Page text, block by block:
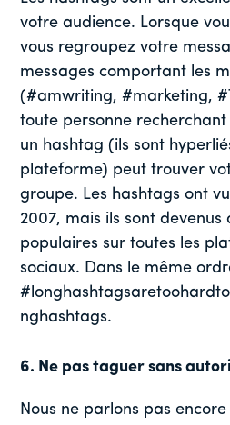
votre audience. Lorsque
vous regroupez votre
messages comportant les
(#amwriting, #marketing,
toute personne
un hashtag (ils sont
plateforme) peut trouver
groupe. Les hashtags ont
2007, mais ils sont devenus
populaires sur toutes les
sociaux. Dans le même
nghashtags.
6. Ne pas taguer sans
Nous ne parlons pas